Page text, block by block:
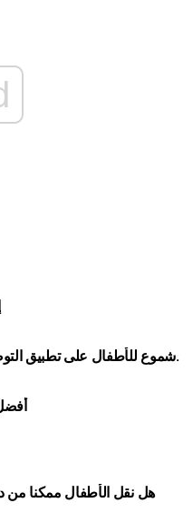
Efferalgan - شموع للأطفال على تطبيق التوصيات.
هل نقل الأطفال ممكنا